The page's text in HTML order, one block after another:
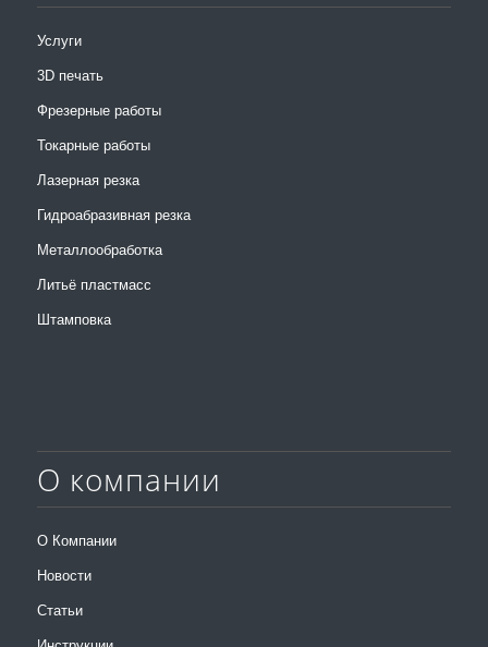
Услуги
3D печать
Фрезерные работы
Токарные работы
Лазерная резка
Гидроабразивная резка
Металлообработка
Литьё пластмасс
Штамповка
О компании
О Компании
Новости
Статьи